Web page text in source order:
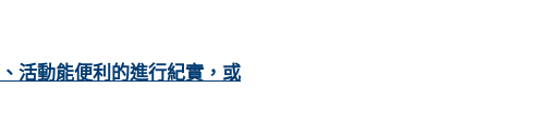
活動能便利的進行紀實，或